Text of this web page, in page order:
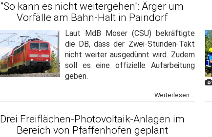
"So kann es nicht weitergehen": Ärger um
Vorfälle am Bahn-Halt in Paindorf
Laut MdB Moser (CSU) bekräftigte
die DB, dass der Zwei-Stunden-Takt
nicht weiter ausgedünnt wird. Zudem
soll es eine offizielle Aufarbeitung
geben.
Weiterlesen ...
Drei Freiflächen-Photovoltaik-Anlagen im
Bereich von Pfaffenhofen geplant